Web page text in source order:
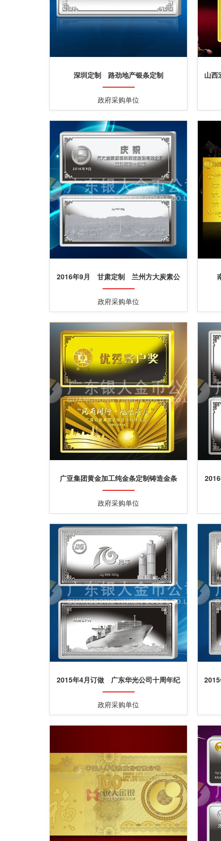
深圳定制 路劲地产银条定制
政府采购单位
山西
2016年9月 甘肃定制 兰州方大炭素公
司定制转制十周年银条
政府采购单位
广亚集团黄金加工纯金条定制铸造金条
政府采购单位
2015年4月订做 广东华光公司十周年纪
念纯银条、纯银砖
政府采购单位